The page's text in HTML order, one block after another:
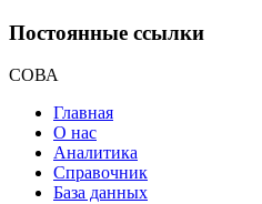
Постоянные ссылки
СОВА
Главная
О нас
Аналитика
Справочник
База данных